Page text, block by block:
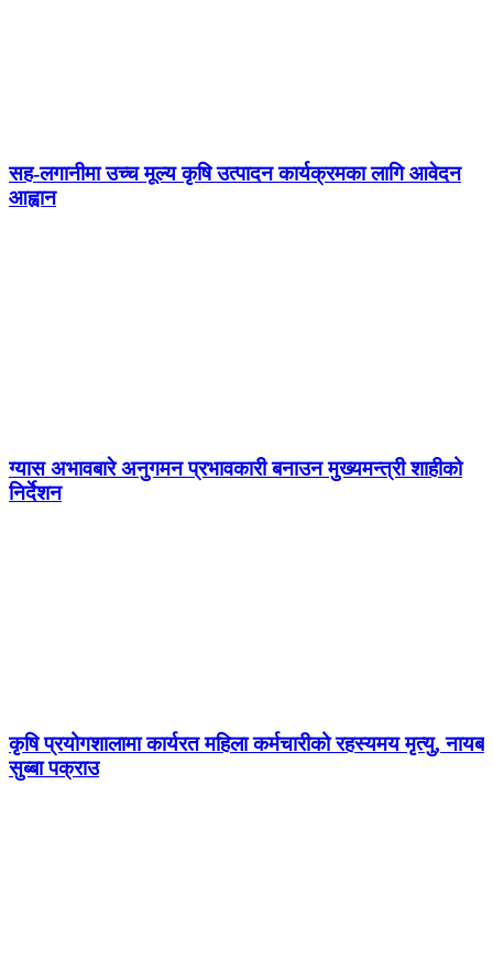
सह-लगानीमा उच्च मूल्य कृषि उत्पादन कार्यक्रमका लागि आवेदन
आह्वान
ग्यास अभावबारे अनुगमन प्रभावकारी बनाउन मुख्यमन्त्री शाहीको
निर्देशन
कृषि प्रयोगशालामा कार्यरत महिला कर्मचारीको रहस्यमय मृत्यु, नायब
सुब्बा पक्राउ